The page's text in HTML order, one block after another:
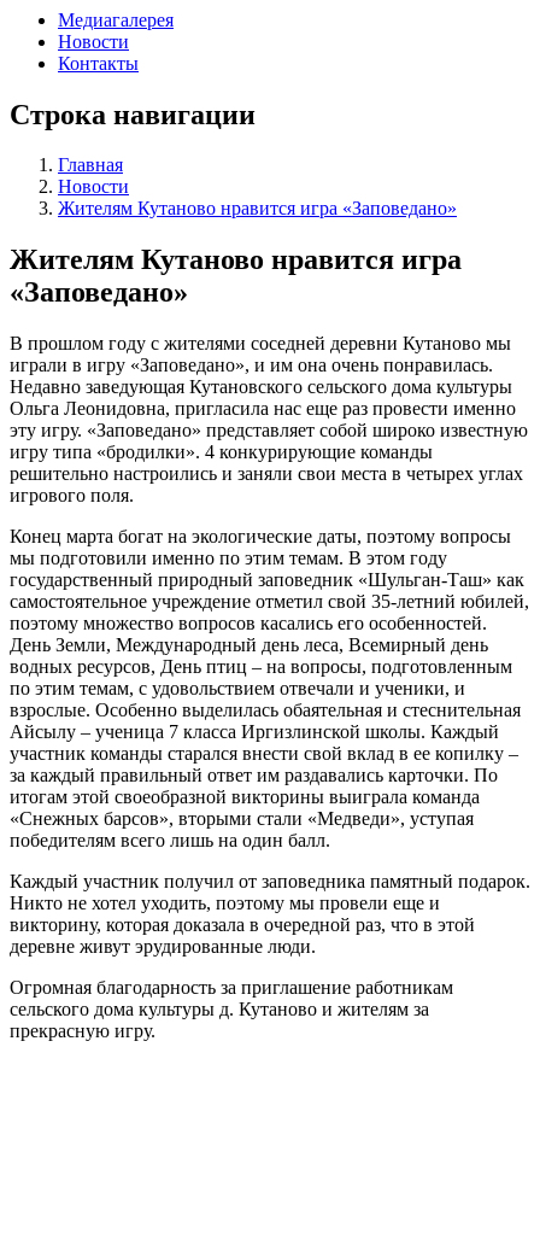
Медиагалерея
Новости
Контакты
Строка навигации
Главная
Новости
Жителям Кутаново нравится игра «Заповедано»
Жителям Кутаново нравится игра
«Заповедано»
В прошлом году с жителями соседней деревни Кутаново мы
играли в игру «Заповедано», и им она очень понравилась.
Недавно заведующая Кутановского сельского дома культуры
Ольга Леонидовна, пригласила нас еще раз провести именно
эту игру. «Заповедано» представляет собой широко известную
игру типа «бродилки». 4 конкурирующие команды
решительно настроились и заняли свои места в четырех углах
игрового поля.
Конец марта богат на экологические даты, поэтому вопросы
мы подготовили именно по этим темам. В этом году
государственный природный заповедник «Шульган-Таш» как
самостоятельное учреждение отметил свой 35-летний юбилей,
поэтому множество вопросов касались его особенностей.
День Земли, Международный день леса, Всемирный день
водных ресурсов, День птиц – на вопросы, подготовленным
по этим темам, с удовольствием отвечали и ученики, и
взрослые. Особенно выделилась обаятельная и стеснительная
Айсылу – ученица 7 класса Иргизлинской школы. Каждый
участник команды старался внести свой вклад в ее копилку –
за каждый правильный ответ им раздавались карточки. По
итогам этой своеобразной викторины выиграла команда
«Снежных барсов», вторыми стали «Медведи», уступая
победителям всего лишь на один балл.
Каждый участник получил от заповедника памятный подарок.
Никто не хотел уходить, поэтому мы провели еще и
викторину, которая доказала в очередной раз, что в этой
деревне живут эрудированные люди.
Огромная благодарность за приглашение работникам
сельского дома культуры д. Кутаново и жителям за
прекрасную игру.